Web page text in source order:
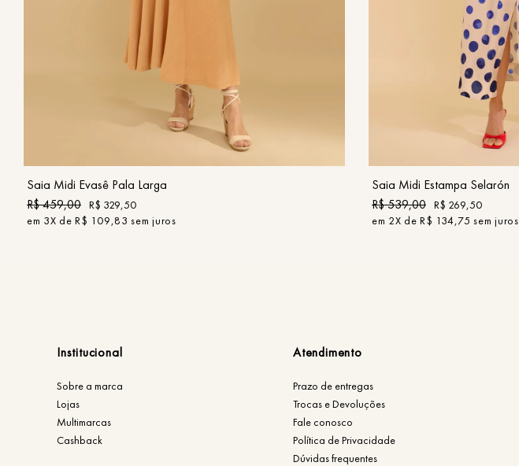
40 44
Saia Midi Evasê Pala Larga
R$459,00 R$ 329,50
em 3X deR$ 109,83 sem juros
38
Saia Midi Estampa Selarón
R$539,00 R$ 269,50
em 2X deR$ 134,75 sem juros
Institucional
Sobre a marca
Lojas
Multimarcas
Cashback
Atendimento
Prazo de entregas
Trocas e Devoluções
Fale conosco
Política de Privacidade
Dúvidas frequentes